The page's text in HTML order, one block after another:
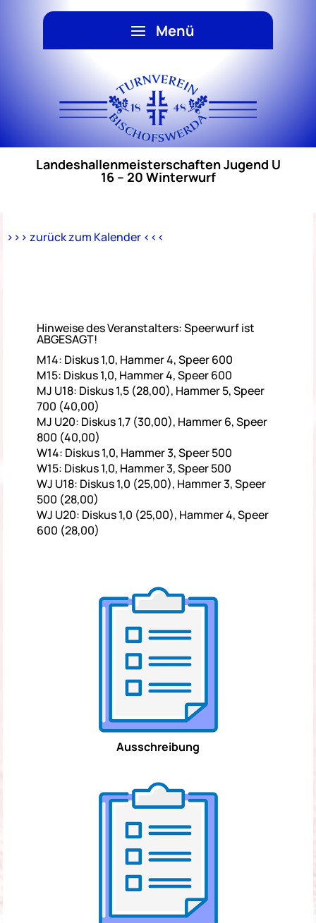
Landeshallenmeisterschaften Jugend U
16 – 20 Winterwurf
>>> zurück zum Kalender <<<
Hinweise des Veranstalters: Speerwurf ist
ABGESAGT!
M14: Diskus 1,0, Hammer 4, Speer 600
M15: Diskus 1,0, Hammer 4, Speer 600
MJ U18: Diskus 1,5 (28,00), Hammer 5, Speer
700 (40,00)
MJ U20: Diskus 1,7 (30,00), Hammer 6, Speer
800 (40,00)
W14: Diskus 1,0, Hammer 3, Speer 500
W15: Diskus 1,0, Hammer 3, Speer 500
WJ U18: Diskus 1,0 (25,00), Hammer 3, Speer
500 (28,00)
WJ U20: Diskus 1,0 (25,00), Hammer 4, Speer
600 (28,00)
Ausschreibung